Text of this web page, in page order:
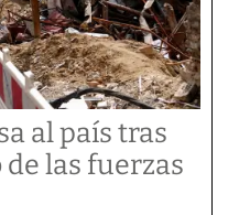
al país tras
las fuerzas